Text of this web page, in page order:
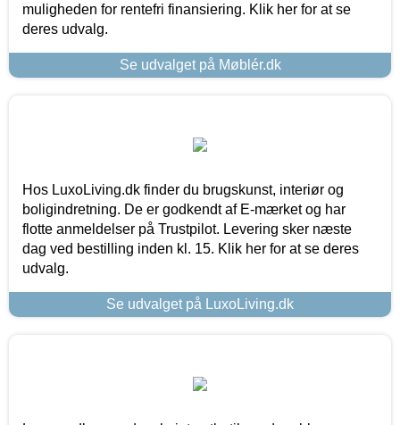
muligheden for rentefri finansiering. Klik her for at se
deres udvalg.
Se udvalget på Møblér.dk
Hos LuxoLiving.dk finder du brugskunst, interiør og
boligindretning. De er godkendt af E-mærket og har
flotte anmeldelser på Trustpilot. Levering sker næste
dag ved bestilling inden kl. 15. Klik her for at se deres
udvalg.
Se udvalget på LuxoLiving.dk